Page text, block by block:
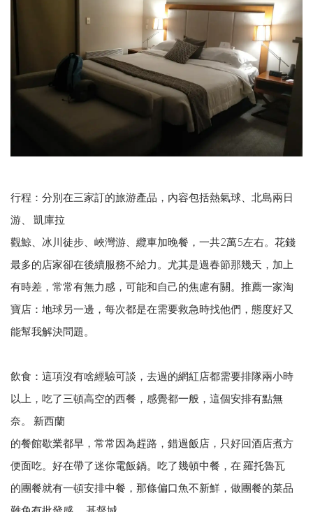
行程：分別在三家訂的旅游產品，內容包括熱氣球、北島兩日
游、 凱庫拉
觀鯨、冰川徒步、峽灣游、纜車加晚餐，一共2萬5左右。花錢
最多的店家卻在後續服務不給力。尤其是過春節那幾天，加上
有時差，常常有無力感，可能和自己的焦慮有關。推薦一家淘
寶店：地球另一邊，每次都是在需要救急時找他們，態度好又
能幫我解決問題。
飲食：這項沒有啥經驗可談，去過的網紅店都需要排隊兩小時
以上，吃了三頓高空的西餐，感覺都一般，這個安排有點無
奈。 新西蘭
的餐館歇業都早，常常因為趕路，錯過飯店，只好回酒店煮方
便面吃。好在帶了迷你電飯鍋。吃了幾頓中餐，在 羅托魯瓦
的團餐就有一頓安排中餐，那條偏口魚不新鮮，做團餐的菜品